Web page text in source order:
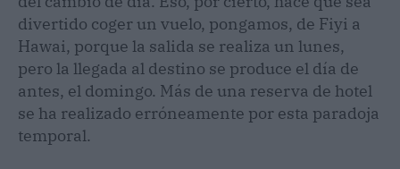
divertido coger un vuelo, pongamos, de Fiyi a
Hawai, porque la salida se realiza un lunes,
pero la llegada al destino se produce el día de
antes, el domingo. Más de una reserva de hotel
se ha realizado erróneamente por esta paradoja
temporal.